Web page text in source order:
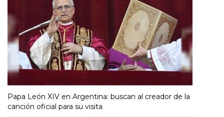
Papa León XIV en Argentina: buscan al creador de la
canción oficial para su visita